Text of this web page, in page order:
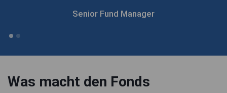
Senior Fund Manager
Fund Manager Multi Asset
Was macht den Fonds